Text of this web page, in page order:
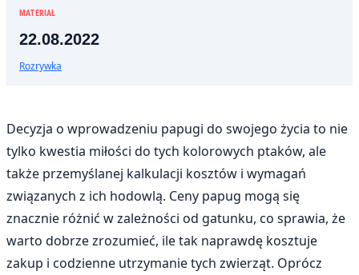
MATERIAŁ
22.08.2022
Rozrywka
Decyzja o wprowadzeniu papugi do swojego życia to nie
tylko kwestia miłości do tych kolorowych ptaków, ale
także przemyślanej kalkulacji kosztów i wymagań
związanych z ich hodowlą. Ceny papug mogą się
znacznie różnić w zależności od gatunku, co sprawia, że
warto dobrze zrozumieć, ile tak naprawdę kosztuje
zakup i codzienne utrzymanie tych zwierząt. Oprócz